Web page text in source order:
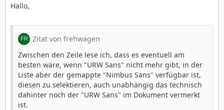
Hallo,
Zitat von frehwagen
Zwischen den Zeile lese ich, dass es eventuell am
besten wäre, wenn "URW Sans" nicht mehr gibt, in der
Liste aber der gemappte "Nimbus Sans" verfügbar ist,
diesen zu selektieren, auch unabhängig das technisch
dahinter noch der "URW Sans" im Dokument vermerkt
ist.